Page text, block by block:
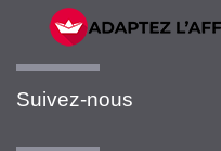
Suivez-nous